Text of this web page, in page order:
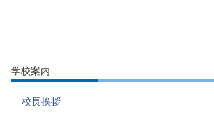
学校案内
校長挨拶